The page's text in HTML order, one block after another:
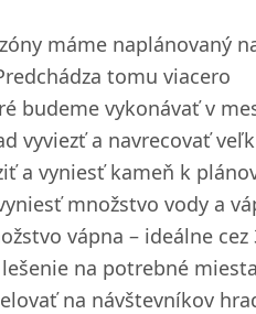
máme naplánovaný
tomu viacero
budeme vykonávať v
vyviezť a navrecovať
a vyniesť kameň k
množstvo vody a
vápna – ideálne cez
na potrebné
na návštevníkov